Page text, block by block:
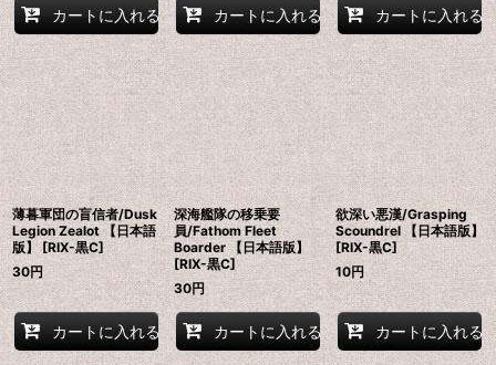
カートに入れる カートに入れる カートに入れる
薄暮軍団の盲信者/Dusk
Legion Zealot 【日本語
版】 [RIX-黒C]
30円
カートに入れる
深海艦隊の移乗要
員/Fathom Fleet
Boarder 【日本語版】
[RIX-黒C]
30円
カートに入れる
欲深い悪漢/Grasping
Scoundrel 【日本語版】
[RIX-黒C]
10円
カートに入れる